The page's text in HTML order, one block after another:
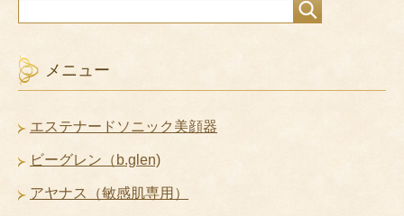
メニュー
エステナードソニック美顔器
ビーグレン（b.glen)
アヤナス（敏感肌専用）